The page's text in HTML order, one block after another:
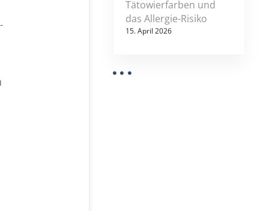
Tätowierfarben und
das Allergie-Risiko
15. April 2026